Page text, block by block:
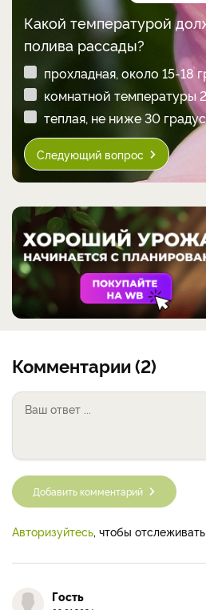
Какой температурой
полива рассады?
прохладная, около 15-18
комнатной температуры
теплая, не ниже 30
Следующий вопрос
Комментарии (2)
Добавить комментарий
Авторизуйтесь , чтобы
Гость